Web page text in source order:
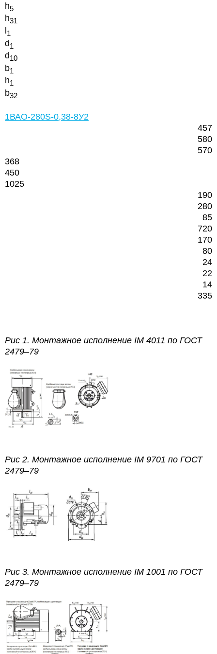
h5
h31
l1
d1
d10
b1
h1
b32
1ВАО-280S-0,38-8У2
457
580
570
368
450
1025
190
280
85
720
170
80
24
22
14
335
Рис 1. Монтажное исполнение IM 4011 по ГОСТ
2479–79
Рис 2. Монтажное исполнение IM 9701 по ГОСТ
2479–79
Рис 3. Монтажное исполнение IM 1001 по ГОСТ
2479–79